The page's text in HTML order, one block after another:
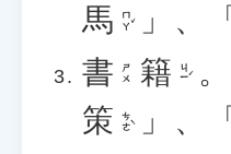
馬 ㄇㄚˇ 」、「
書 ㄕㄨ 籍 ㄐㄧˊ 。
策 ㄘㄜˋ 」、「